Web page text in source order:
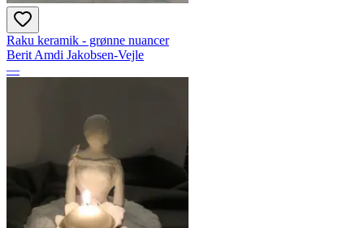
Raku keramik - grønne nuancer
Berit Amdi Jakobsen-Vejle
—